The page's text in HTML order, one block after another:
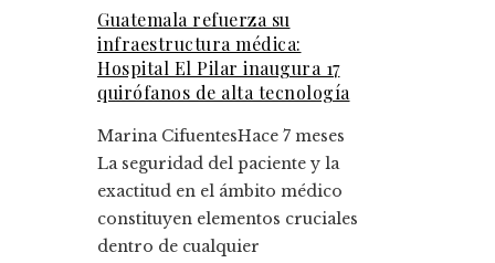
Guatemala refuerza su
infraestructura médica:
Hospital El Pilar inaugura 17
quirófanos de alta tecnología
Marina CifuentesHace 7 meses
La seguridad del paciente y la
exactitud en el ámbito médico
constituyen elementos cruciales
dentro de cualquier